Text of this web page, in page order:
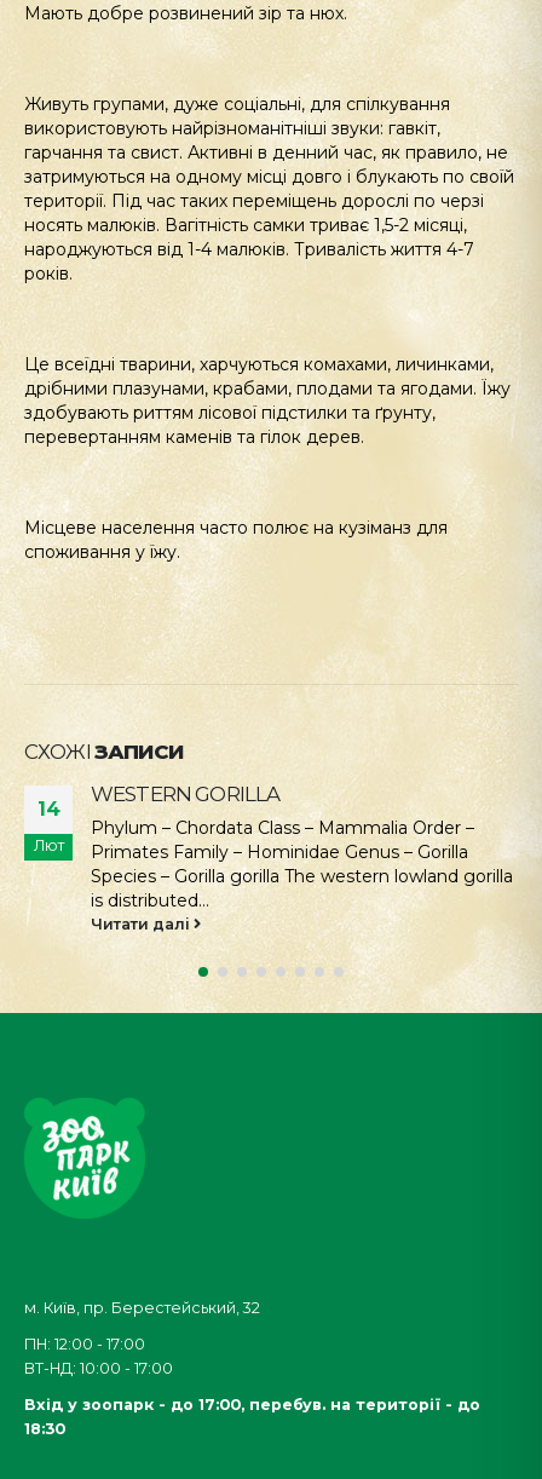
Мають добре розвинений зір та нюх.
Живуть групами, дуже соціальні, для спілкування
використовують найрізноманітніші звуки: гавкіт,
гарчання та свист. Активні в денний час, як правило, не
затримуються на одному місці довго і блукають по своїй
території. Під час таких переміщень дорослі по черзі
носять малюків. Вагітність самки триває 1,5-2 місяці,
народжуються від 1-4 малюків. Тривалість життя 4-7
років.
Це всеїдні тварини, харчуються комахами, личинками,
дрібними плазунами, крабами, плодами та ягодами. Їжу
здобувають риттям лісової підстилки та ґрунту,
перевертанням каменів та гілок дерев.
Місцеве населення часто полює на кузіманз для
споживання у їжу.
СХОЖІ ЗАПИСИ
14
Лют
WESTERN GORILLA
Phylum – Chordata Class – Mammalia Order –
Primates Family – Hominidae Genus – Gorilla
Species – Gorilla gorilla The western lowland gorilla
is distributed...
Читати далі
м. Київ, пр. Берестейський, 32
ПН: 12:00 - 17:00
ВТ-НД: 10:00 - 17:00
Вхід у зоопарк - до 17:00, перебув. на території - до
18:30